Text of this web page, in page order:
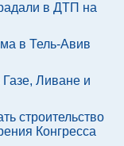
в ДТП на
в Тель-Авив
Ливане и
строительство
Конгресса